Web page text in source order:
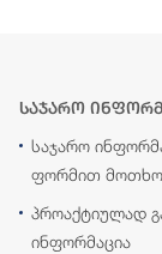
საჯარო
საჯარო
ფორმით
პროაქტიულად
ინფორმაცია